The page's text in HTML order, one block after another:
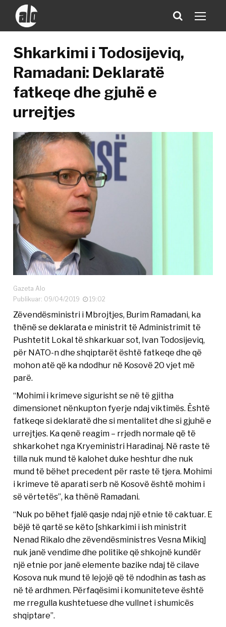
Shkarkimi i Todosijeviq,
Ramadani: Deklaratë
fatkeqe dhe gjuhë e
urrejtjes
Gazeta Alo
Publikuar: 09/04/2019
19:02
Zëvendësministri i Mbrojtjes, Burim Ramadani, ka
thënë se deklarata e ministrit të Administrimit të
Pushtetit Lokal të shkarkuar sot, Ivan Todosijeviq,
për NATO-n dhe shqiptarët është fatkeqe dhe që
mohon atë që ka ndodhur në Kosovë 20 vjet më
parë.
“Mohimi i krimeve sigurisht se në të gjitha
dimensionet nënkupton fyerje ndaj viktimës. Është
fatkeqe si deklaratë dhe si mentalitet dhe si gjuhë e
urrejtjes. Ka qenë reagim – rrjedh normale që të
shkarkohet nga Kryeministri Haradinaj. Në raste të
tilla nuk mund të kalohet duke heshtur dhe nuk
mund të bëhet precedent për raste të tjera. Mohimi
i krimeve të aparati serb në Kosovë është mohim i
së vërtetës”, ka thënë Ramadani.
“Nuk po bëhet fjalë qasje ndaj një etnie të caktuar. E
bëjë të qartë se këto [shkarkimi i ish ministrit
Nenad Rikalo dhe zëvendësministres Vesna Mikiq]
nuk janë vendime dhe politike që shkojnë kundër
një etnie por janë elemente bazike ndaj të cilave
Kosova nuk mund të lejojë që të ndodhin as tash as
në të ardhmen. Përfaqësimi i komuniteteve është
me rregulla kushtetuese dhe vullnet i shumicës
shqiptare”.